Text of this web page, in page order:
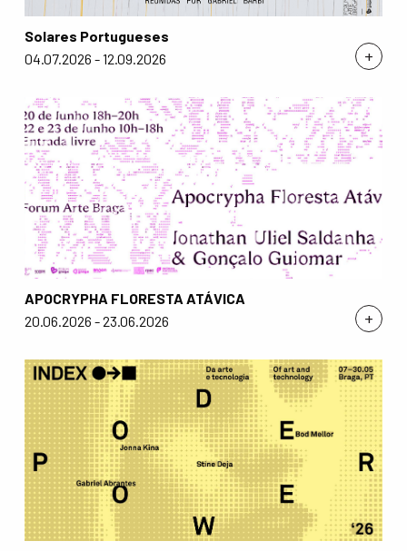
+
Solares Portugueses
04.07.2026 - 12.09.2026
+
APOCRYPHA FLORESTA ATÁVICA
20.06.2026 - 23.06.2026